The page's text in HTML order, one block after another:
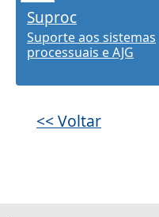
Suproc
Suporte aos sistemas
processuais e AJG
<< Voltar